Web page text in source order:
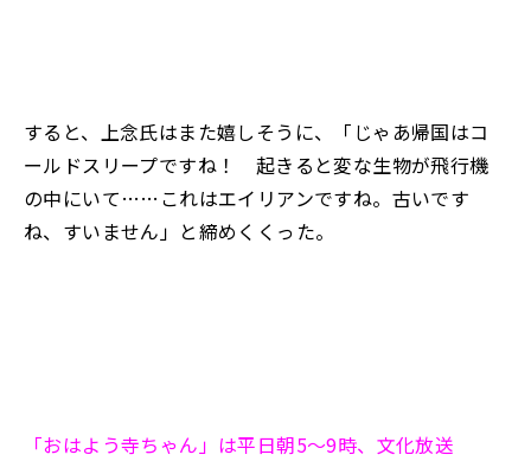
すると、上念氏はまた嬉しそうに、「じゃあ帰国はコ
ールドスリープですね！ 起きると変な生物が飛行機
の中にいて……これはエイリアンですね。古いです
ね、すいません」と締めくくった。
「おはよう寺ちゃん」は平日朝5～9時、文化放送